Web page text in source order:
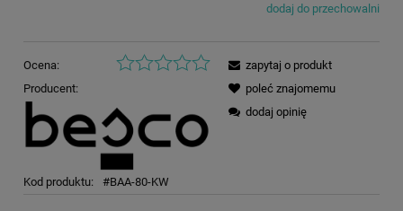
dodaj do przechowalni
Ocena:
Producent:
Kod produktu: #BAA-80-KW
zapytaj o produkt
poleć znajomemu
dodaj opinię